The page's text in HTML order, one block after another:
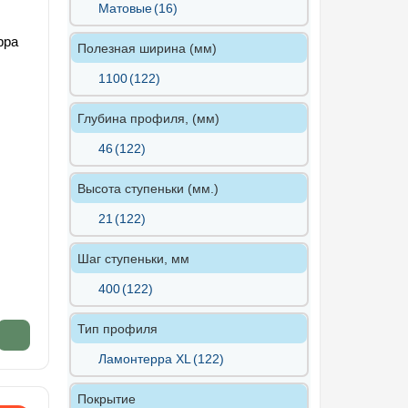
Матовые(16)
Полезная ширина (мм)
1100(122)
Глубина профиля, (мм)
46(122)
Высота ступеньки (мм.)
21 (122)
Шаг ступеньки, мм
400(122)
Тип профиля
Ламонтерра XL (122)
Покрытие